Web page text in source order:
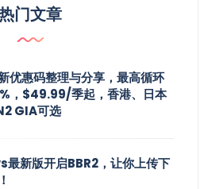
门文章
优惠码整理与分享，最高循环
，$49.99/季起，香港、日本
GIA可选
新版开启BBR2，让你上传下